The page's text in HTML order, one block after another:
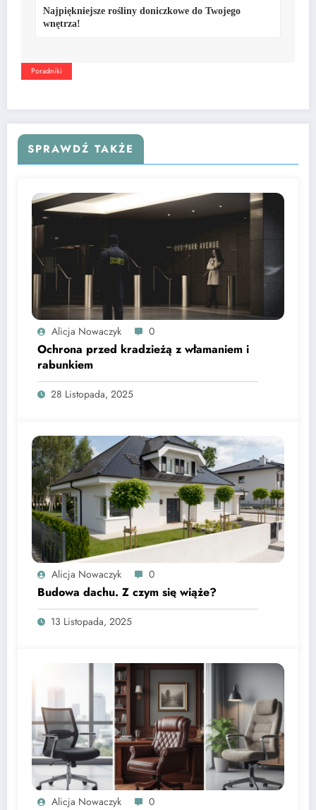
Najpiękniejsze rośliny doniczkowe do Twojego
wnętrza!
Poradniki
SPRAWDŹ TAKŻE
Alicja Nowaczyk 0
Ochrona przed kradzieżą z włamaniem i
rabunkiem
28 Listopada, 2025
Alicja Nowaczyk 0
Budowa dachu. Z czym się wiąże?
13 Listopada, 2025
Alicja Nowaczyk 0